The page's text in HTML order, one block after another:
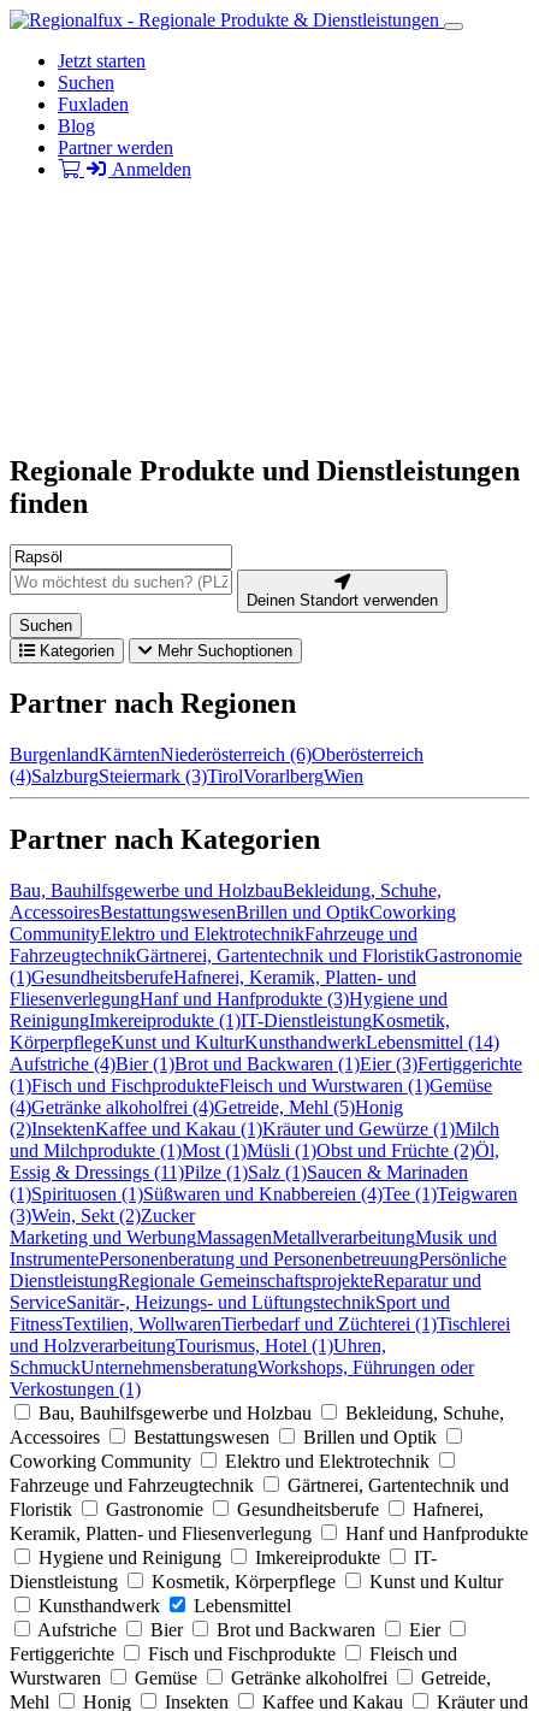
Jetzt starten
Suchen
Fuxladen
Blog
Partner werden
Anmelden
Regionale Produkte und Dienstleistungen
finden
Deinen Standort verwenden
Suchen
Kategorien
Mehr Suchoptionen
Partner nach Regionen
BurgenlandKärntenNiederösterreich (6)Oberösterreich
(4)SalzburgSteiermark (3)TirolVorarlbergWien
Partner nach Kategorien
Bau, Bauhilfsgewerbe und HolzbauBekleidung, Schuhe,
AccessoiresBestattungswesenBrillen und OptikCoworking
CommunityElektro und ElektrotechnikFahrzeuge und
FahrzeugtechnikGärtnerei, Gartentechnik und FloristikGastronomie
(1)GesundheitsberufeHafnerei, Keramik, Platten- und
FliesenverlegungHanf und Hanfprodukte (3)Hygiene und
ReinigungImkereiprodukte (1)IT-DienstleistungKosmetik,
KörperpflegeKunst und KulturKunsthandwerkLebensmittel (14)
Aufstriche (4)Bier (1)Brot und Backwaren (1)Eier (3)Fertiggerichte
(1)Fisch und FischprodukteFleisch und Wurstwaren (1)Gemüse
(4)Getränke alkoholfrei (4)Getreide, Mehl (5)Honig
(2)InsektenKaffee und Kakau (1)Kräuter und Gewürze (1)Milch
und Milchprodukte (1)Most (1)Müsli (1)Obst und Früchte (2)Öl,
Essig & Dressings (11)Pilze (1)Salz (1)Saucen & Marinaden
(1)Spirituosen (1)Süßwaren und Knabbereien (4)Tee (1)Teigwaren
(3)Wein, Sekt (2)Zucker
Marketing und WerbungMassagenMetallverarbeitungMusik und
InstrumentePersonenberatung und PersonenbetreuungPersönliche
DienstleistungRegionale GemeinschaftsprojekteReparatur und
ServiceSanitär-, Heizungs- und LüftungstechnikSport und
FitnessTextilien, WollwarenTierbedarf und Züchterei (1)Tischlerei
und HolzverarbeitungTourismus, Hotel (1)Uhren,
SchmuckUnternehmensberatungWorkshops, Führungen oder
Verkostungen (1)
Bau, Bauhilfsgewerbe und Holzbau
Bekleidung, Schuhe,
Accessoires
Bestattungswesen
Brillen und Optik
Coworking Community
Elektro und Elektrotechnik
Fahrzeuge und Fahrzeugtechnik
Gärtnerei, Gartentechnik und
Floristik
Gastronomie Gesundheitsberufe
Hafnerei,
Keramik, Platten- und Fliesenverlegung
Hanf und Hanfprodukte
Hygiene und Reinigung
Imkereiprodukte
IT-
Dienstleistung
Kosmetik, Körperpflege
Kunst und Kultur
Kunsthandwerk
Lebensmittel
Aufstriche
Bier Brot und Backwaren
Eier
Fertiggerichte
Fisch und Fischprodukte
Fleisch und
Wurstwaren
Gemüse Getränke alkoholfrei
Getreide,
Mehl
Honig Insekten Kaffee und Kakau
Kräuter und